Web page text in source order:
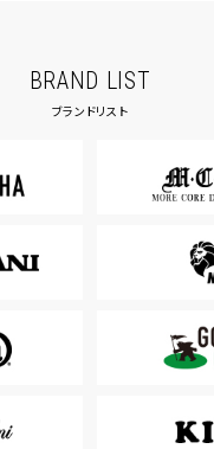
BRAND LIST
ブランドリスト